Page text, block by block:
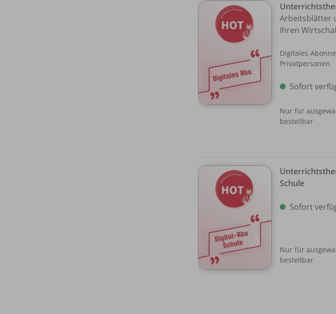
Arbeitsblätter
Ihren
Digitales
Privatpersonen
Sofort
Nur für
bestellbar
Schule
Sofort
Nur für
bestellbar